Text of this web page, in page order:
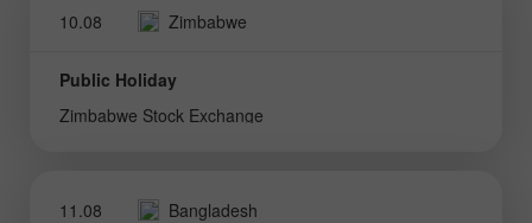
10.08 Zimbabwe
Public Holiday
Zimbabwe Stock Exchange
11.08 Bangladesh